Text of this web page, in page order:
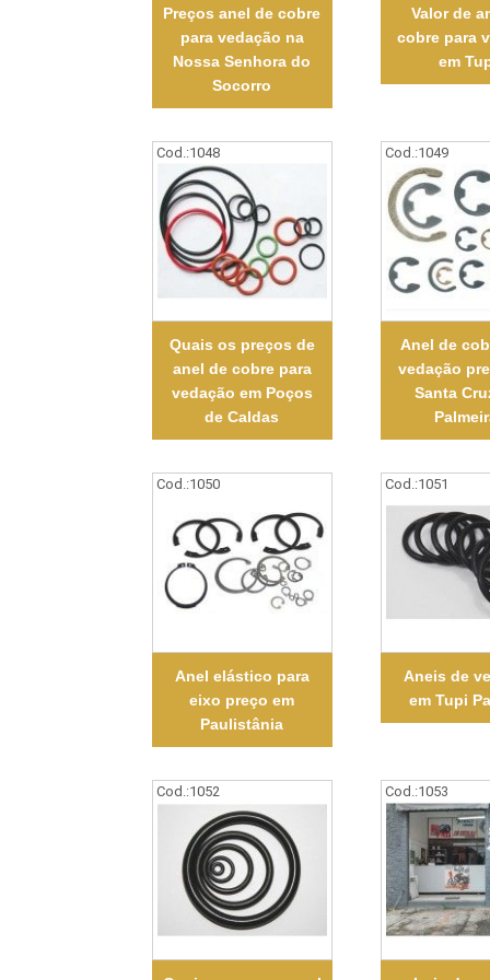
Preços anel de cobre
para vedação na
Nossa Senhora do
Socorro
Valor de
cobre para
em
Cod.:1048
Quais os preços de
anel de cobre para
vedação em Poços
de Caldas
Cod.:1049
Anel de
vedação
Santa
Cod.:1050
Anel elástico para
eixo preço em
Paulistânia
Cod.:1051
Aneis de
em Tupi
Cod.:1052 Cod.:1053